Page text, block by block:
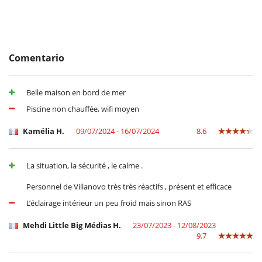
Comentario
Belle maison en bord de mer
Piscine non chauffée, wifi moyen
Kamélia H. 09/07/2024 - 16/07/2024 8.6
La situation, la sécurité , le calme .
Personnel de Villanovo très très réactifs , présent et efficace
L’éclairage intérieur un peu froid mais sinon RAS
Mehdi Little Big Médias H.
23/07/2023 - 12/08/2023
9.7